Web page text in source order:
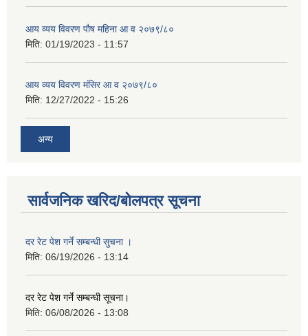
आय व्यय विवरण पौष महिना आ व २०७९/८०
मिति: 01/19/2023 - 11:57
आय व्यय विवरण मंसिर आ व २०७९/८०
मिति: 12/27/2022 - 15:26
अन्य
सार्वजनिक खरिद/बोलपत्र सूचना
दर रेट पेश गर्ने सम्बन्धी सुचना ।
मिति: 06/19/2026 - 13:14
दर रेट पेश गर्ने सम्बन्धी सूचना।
मिति: 06/08/2026 - 13:08